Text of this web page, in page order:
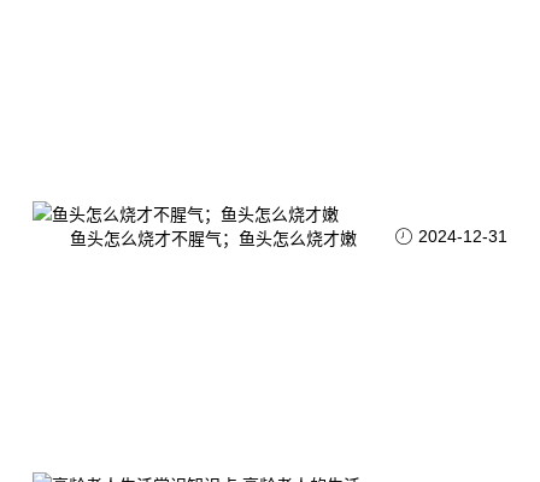
鱼头怎么烧才不腥气；鱼头怎么烧才嫩 2024-12-31